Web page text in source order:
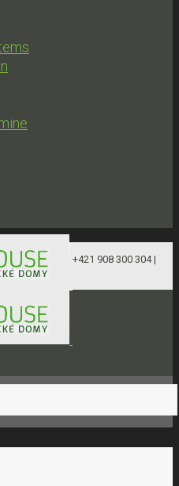
+421 908 300 304 |